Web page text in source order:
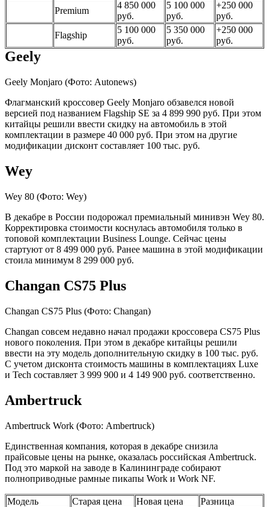
Premium
4 850 000
руб.
5 100 000
руб.
+250 000
руб.
Flagship
5 100 000
руб.
5 350 000
руб.
+250 000
руб.
Geely
Geely Monjaro (Фото: Autonews)
Флагманский кроссовер Geely Monjaro обзавелся новой
версией под названием Flagship SE за 4 899 990 руб. При этом
китайцы решили ввести скидку на автомобиль в этой
комплектации в размере 40 000 руб. При этом на другие
модификации дисконт составляет 100 тыс. руб.
Wey
Wey 80 (Фото: Wey)
В декабре в России подорожал премиальный минивэн Wey 80.
Корректировка стоимости коснулась автомобиля только в
топовой комплектации Business Lounge. Сейчас цены
стартуют от 8 499 000 руб. Ранее машина в этой модификации
стоила минимум 8 299 000 руб.
Changan CS75 Plus
Changan CS75 Plus (Фото: Changan)
Changan совсем недавно начал продажи кроссовера CS75 Plus
нового поколения. При этом в декабре китайцы решили
ввести на эту модель дополнительную скидку в 100 тыс. руб.
С учетом дисконта стоимость машины в комплектациях Luxe
и Tech составляет 3 999 900 и 4 149 900 руб. соответственно.
Ambertruck
Ambertruck Work (Фото: Ambertruck)
Единственная компания, которая в декабре снизила
прайсовые цены на рынке, оказалась российская Ambertruck.
Под это маркой на заводе в Калининграде собирают
полноприводные рамные пикапы Work и Work NF.
Модель Старая цена Новая цена
Разница